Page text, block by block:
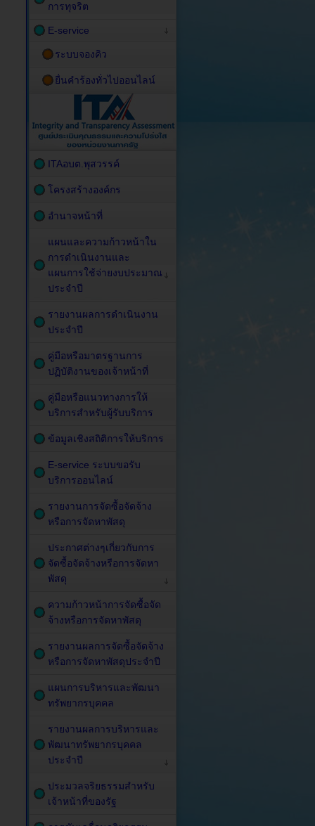
การทุจริต
E-service
ระบบจองคิว
ยื่นคำร้องทั่วไปออนไลน์
ITAอบต.พุสวรรค์
โครงสร้างองค์กร
อำนาจหน้าที่
แผนและความก้าวหน้าใน
การดำเนินงานและ
แผนการใช้จ่ายงบประมาณ
ประจำปี
รายงานผลการดำเนินงาน
ประจำปี
คู่มือหรือมาตรฐานการ
ปฏิบัติงานของเจ้าหน้าที่
คู่มือหรือแนวทางการให้
บริการสำหรับผู้รับบริการ
ข้อมูลเชิงสถิติการให้บริการ
E-service ระบบขอรับ
บริการออนไลน์
รายงานการจัดซื้อจัดจ้าง
หรือการจัดหาพัสดุ
ประกาศต่างๆเกี่ยวกับการ
จัดซื้อจัดจ้างหรือการจัดหา
พัสดุ
ความก้าวหน้าการจัดซื้อจัด
จ้างหรือการจัดหาพัสดุ
รายงานผลการจัดซื้อจัดจ้าง
หรือการจัดหาพัสดุประจำปี
แผนการบริหารและพัฒนา
ทรัพยากรบุคคล
รายงานผลการบริหารและ
พัฒนาทรัพยากรบุคคล
ประจำปี
ประมวลจริยธรรมสำหรับ
เจ้าหน้าที่ของรัฐ